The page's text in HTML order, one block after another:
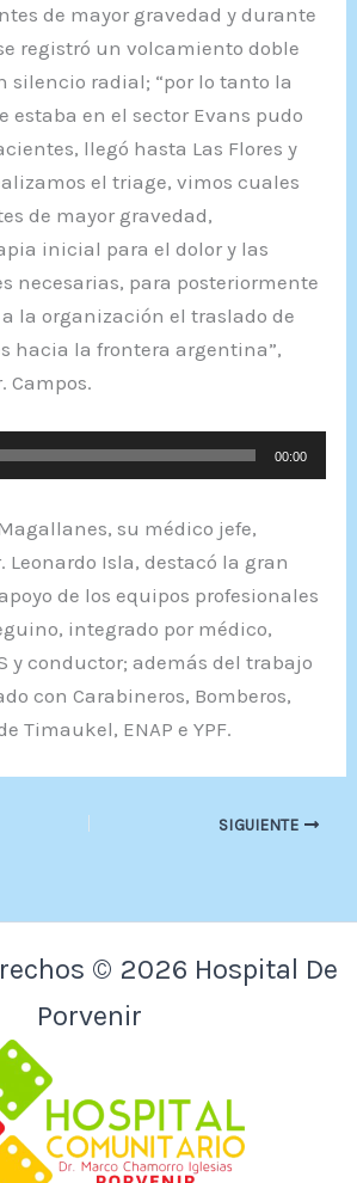
de mayor gravedad y durante
registró un volcamiento doble
silencio radial; “por lo tanto la
estaba en el sector Evans pudo
llegó hasta Las Flores y
el triage, vimos cuales
de mayor gravedad,
inicial para el dolor y las
necesarias, para posteriormente
la organización el traslado de
hacia la frontera argentina”,
Campos.
00:00
su médico jefe,
Leonardo Isla, destacó la gran
de los equipos profesionales
integrado por médico,
y conductor; además del trabajo
con Carabineros, Bomberos,
Timaukel, ENAP e YPF.
SIGUIENTE
© 2026 Hospital De
Porvenir